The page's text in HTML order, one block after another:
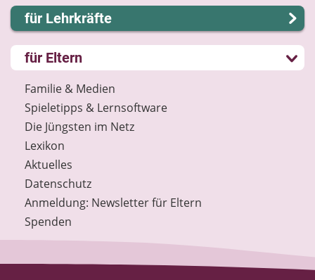
Kontakt
Impressum
Internet-ABC Sitemap
Barrierefreiheit
Länderprojekte
Lernen und Schule
Hobby und Freizeit
Spiel und Spaß
Mitreden und Mitmachen
Lexikon
Datenschutz
Newsletter
für Lehrkräfte
Lernmodule
Unterrichts­materialien
Internet-ABC-Schule
Praxishilfen
Aktuelles
Materialbestellung
Lexikon
Datenschutz
Newsletter
Spenden
für Eltern
Familie & Medien
Spieletipps & Lernsoftware
Die Jüngsten im Netz
Lexikon
Aktuelles
Datenschutz
Anmeldung: Newsletter für Eltern
Spenden